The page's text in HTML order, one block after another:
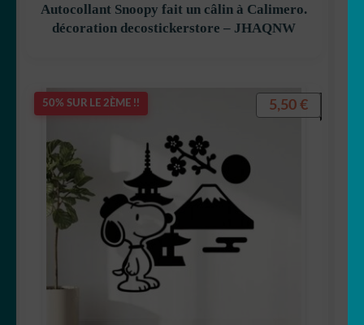
Autocollant Snoopy fait un câlin à Calimero.
décoration decostickerstore – JHAQNW
50% SUR LE 2ÈME !! 5,50 €